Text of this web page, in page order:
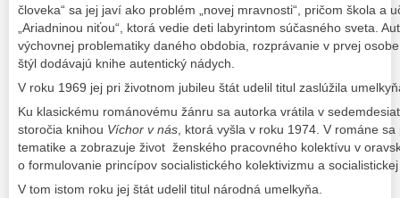
človeka“ sa jej javí ako problém „novej mravnosti“, pričom škola a
„Ariadninou niťou“, ktorá vedie deti labyrintom súčasného sveta.
výchovnej problematiky daného obdobia, rozprávanie v prvej
štýl dodávajú knihe autentický nádych.
V roku 1969 jej pri životnom jubileu štát udelil titul zaslúžila
Ku klasickému románovému žánru sa autorka vrátila v
storočia knihou Víchor v nás , ktorá vyšla v roku 1974. V románe
tematike a zobrazuje život ženského pracovného kolektívu v
o formulovanie princípov socialistického kolektivizmu a
V tom istom roku jej štát udelil titul národná umelkyňa.